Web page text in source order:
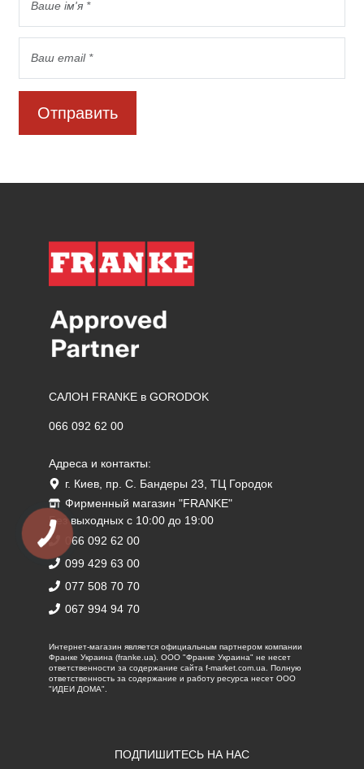
Отправить
САЛОН FRANKE в GORODOK
066 092 62 00
Адреса и контакты:
г. Киев, пр. С. Бандеры 23, ТЦ Городок
Фирменный магазин "FRANKE"
Без выходных с 10:00 до 19:00
066 092 62 00
099 429 63 00
077 508 70 70
067 994 94 70
Интернет-магазин является официальным партнером компании
Франке Украина (franke.ua). ООО "Франке Украина" не несет
ответственности за содержание сайта f-market.com.ua. Полную
ответственность за содержание и работу ресурса несет ООО
"ИДЕИ ДОМА".
ПОДПИШИТЕСЬ НА НАС